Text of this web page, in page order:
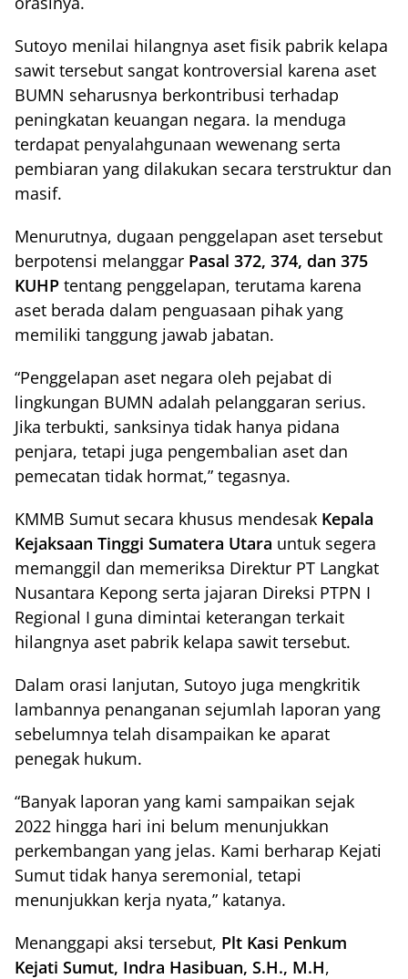
Sutoyo menilai hilangnya aset fisik pabrik kelapa
sawit tersebut sangat kontroversial karena aset
BUMN seharusnya berkontribusi terhadap
peningkatan keuangan negara. Ia menduga
terdapat penyalahgunaan wewenang serta
pembiaran yang dilakukan secara terstruktur dan
masif.
Menurutnya, dugaan penggelapan aset tersebut
berpotensi melanggar Pasal 372, 374, dan 375
KUHP tentang penggelapan, terutama karena
aset berada dalam penguasaan pihak yang
memiliki tanggung jawab jabatan.
“Penggelapan aset negara oleh pejabat di
lingkungan BUMN adalah pelanggaran serius.
Jika terbukti, sanksinya tidak hanya pidana
penjara, tetapi juga pengembalian aset dan
pemecatan tidak hormat,” tegasnya.
KMMB Sumut secara khusus mendesak Kepala
Kejaksaan Tinggi Sumatera Utara untuk segera
memanggil dan memeriksa Direktur PT Langkat
Nusantara Kepong serta jajaran Direksi PTPN I
Regional I guna dimintai keterangan terkait
hilangnya aset pabrik kelapa sawit tersebut.
Dalam orasi lanjutan, Sutoyo juga mengkritik
lambannya penanganan sejumlah laporan yang
sebelumnya telah disampaikan ke aparat
penegak hukum.
“Banyak laporan yang kami sampaikan sejak
2022 hingga hari ini belum menunjukkan
perkembangan yang jelas. Kami berharap Kejati
Sumut tidak hanya seremonial, tetapi
menunjukkan kerja nyata,” katanya.
Menanggapi aksi tersebut, Plt Kasi Penkum
Kejati Sumut, Indra Hasibuan, S.H., M.H,